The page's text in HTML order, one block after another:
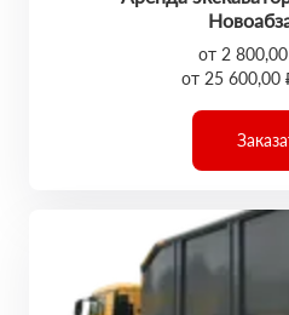
от 2
от 25 600,00